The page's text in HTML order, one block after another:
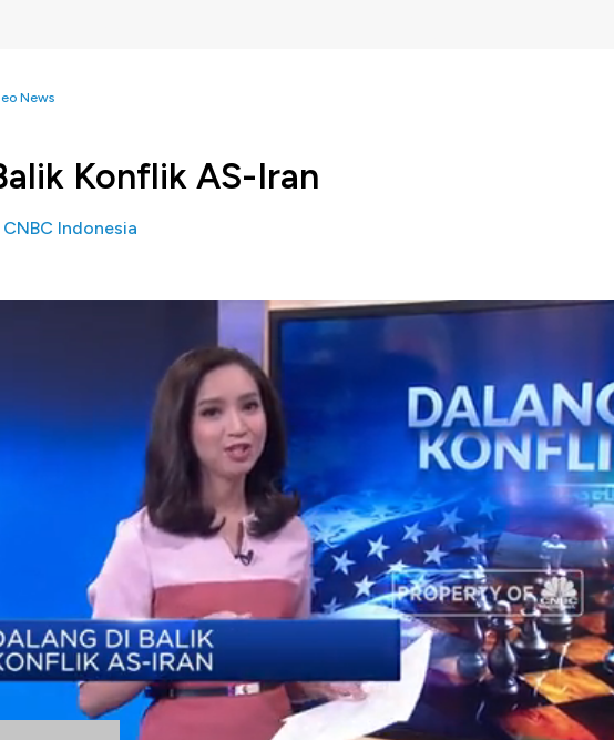
News
Konflik AS-Iran
CNBC Indonesia
-
Setelah sempat mereda Trump kembali membuat heboh dunia terkait
Serikat dan Iran melalui cuitannya di twitter. Apa komentar Trump? Dan
Rahma akan menjelaskan dalam program Closing Bell CNBC Indonesia (Senin,